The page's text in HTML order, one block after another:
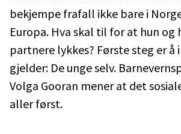
bekjempe frafall ikke bare i
Europa. Hva skal til for at hun og
partnere lykkes? Første steg er å
gjelder: De unge selv.
Volga Gooran mener at det
aller først.